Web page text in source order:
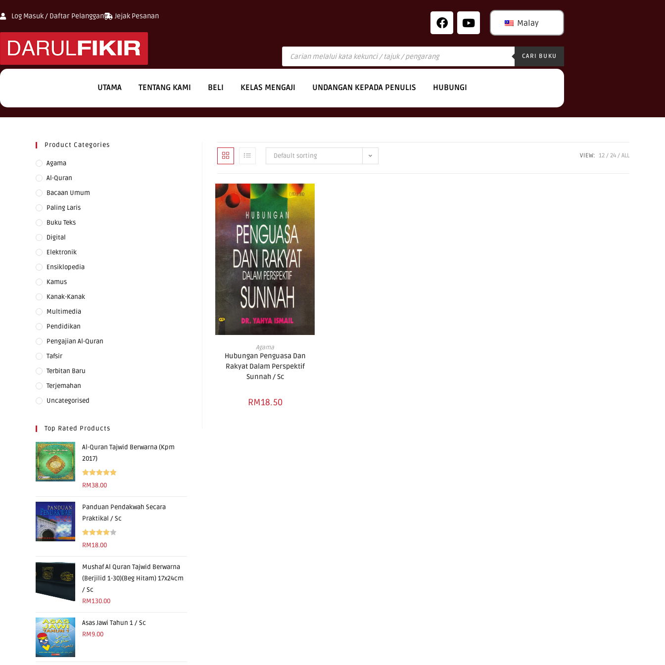
Log Masuk / Daftar Pelanggan Jejak Pesanan
Malay
CARI BUKU
UTAMA TENTANG KAMI BELI KELAS MENGAJI UNDANGAN KEPADA PENULIS HUBUNGI
Default sorting VIEW: 12 24 ALL
ADD TO CART
Agama
Hubungan Penguasa Dan
Rakyat Dalam Perspektif
Sunnah / Sc
RM18.50
Product Categories
Agama
Al-Quran
Bacaan Umum
Paling Laris
Buku Teks
Digital
Elektronik
Ensiklopedia
Kamus
Kanak-Kanak
Multimedia
Pendidikan
Pengajian Al-Quran
Tafsir
Terbitan Baru
Terjemahan
Uncategorised
Top Rated Products
Al-Quran Tajwid Berwarna (Kpm
2017)
Rated 5.00
RM38.00
Panduan Pendakwah Secara
Praktikal / Sc
Rated
RM18.00
Mushaf Al Quran Tajwid Berwarna
(Berjilid 1-30)(Beg Hitam) 17x24cm
/ Sc
RM130.00
Asas Jawi Tahun 1 / Sc
RM9.00